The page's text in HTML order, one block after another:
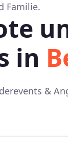
Familie.
in
&